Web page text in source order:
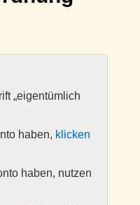
„eigentümlich
haben, klicken
haben, nutzen